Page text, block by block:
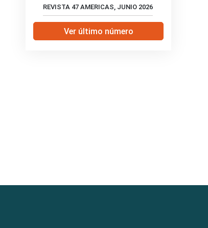
REVISTA 47 AMERICAS, JUNIO 2026
Ver último número